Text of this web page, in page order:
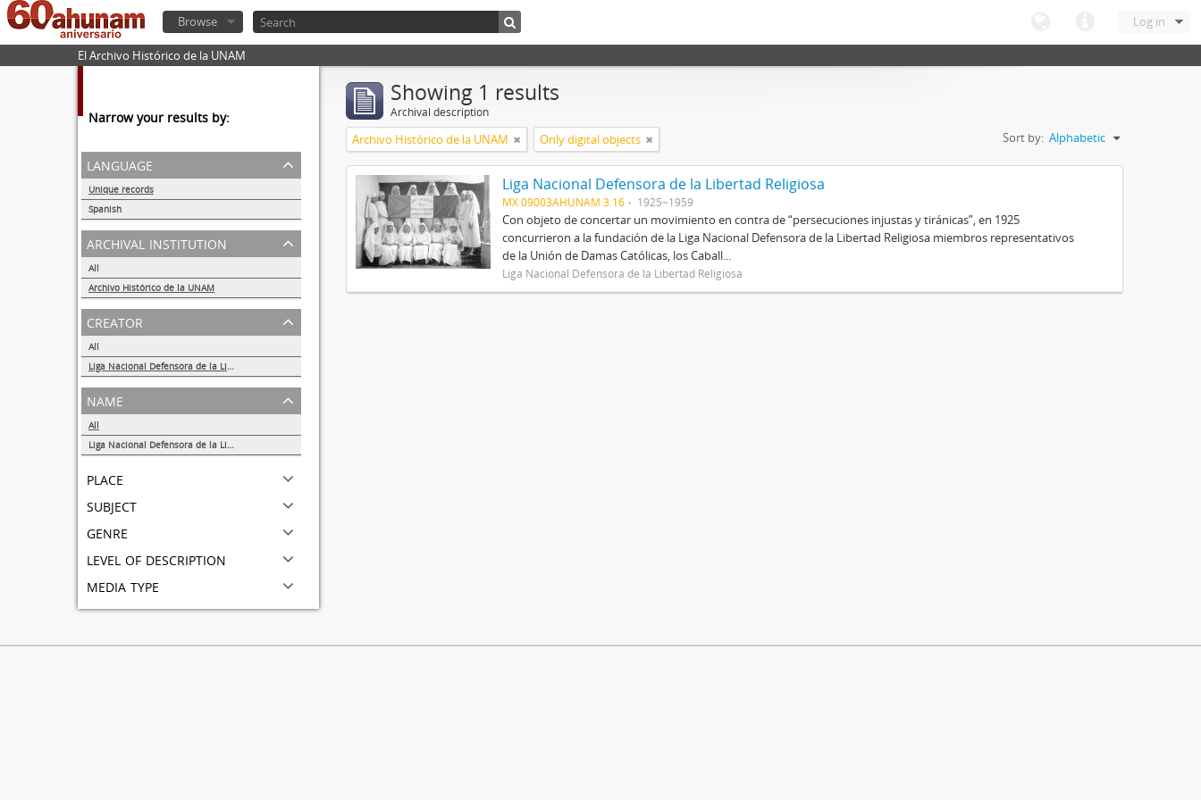
Log in
Browse
El Archivo Histórico de la UNAM
Narrow your results by:
language
Unique records
Spanish
1
archival institution
All
Archivo Histórico de la UNAM
1
creator
All
Liga Nacional Defensora de la Libertad Religiosa
1
name
All
Liga Nacional Defensora de la Libertad Religiosa
place
subject
genre
level of description
media type
Showing 1 results
Archival description
Archivo Histórico de la UNAM Only digital objects Sort by: Alphabetic
Liga Nacional Defensora de la Libertad Religiosa
MX 09003AHUNAM 3.16 1925~1959
Con objeto de concertar un movimiento en contra de “persecuciones injustas y tiránicas”, en 1925
concurrieron a la fundación de la Liga Nacional Defensora de la Libertad Religiosa miembros representativos
de la Unión de Damas Católicas, los Caball...
Liga Nacional Defensora de la Libertad Religiosa